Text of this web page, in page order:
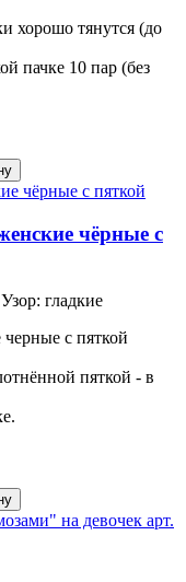
хорошо тянутся (до
пачке 10 пар (без
чёрные с
гладкие
с пяткой
пяткой - в